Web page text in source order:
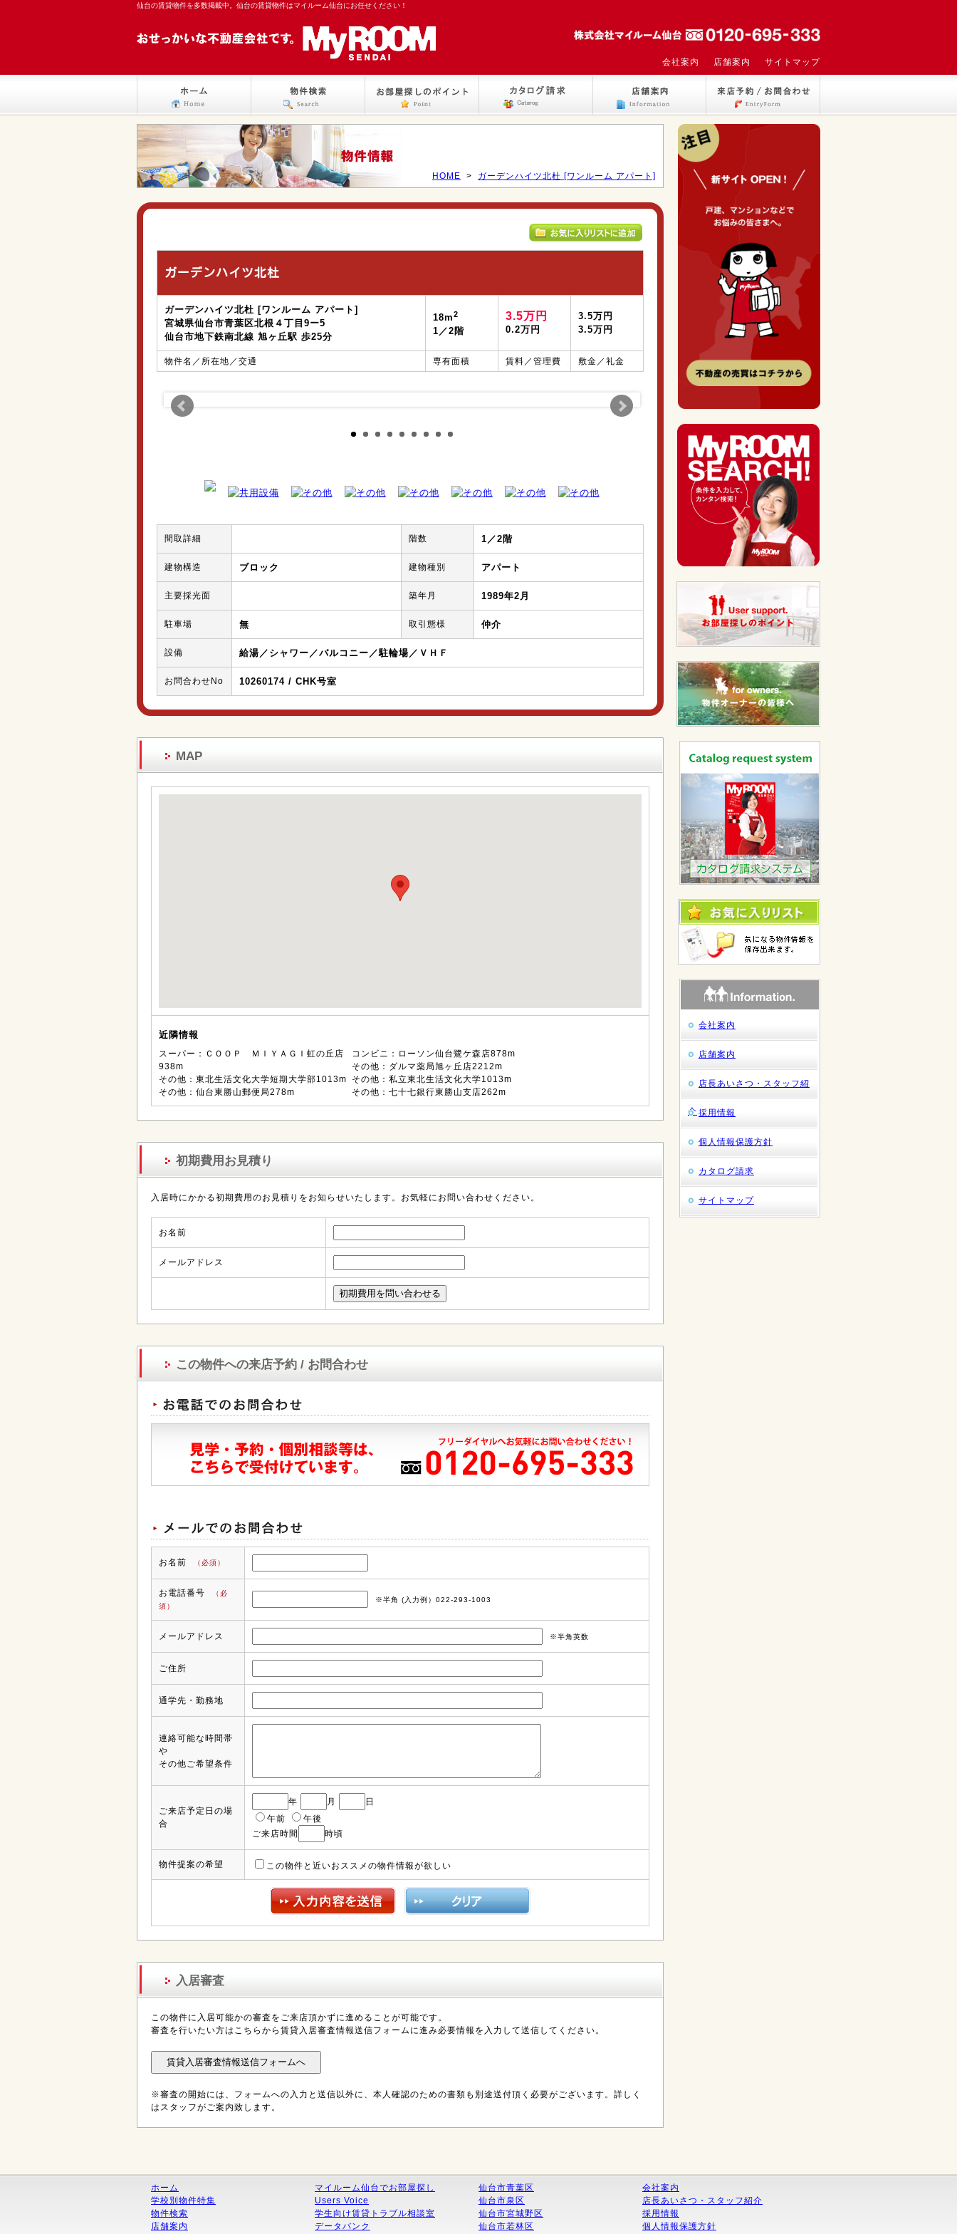
仙台の賃貸物件を多数掲載中。仙台の賃貸物件はマイルーム仙台にお任せください！
会社案内 店舗案内 サイトマップ
HOME > ガーデンハイツ北杜 [ワンルーム アパート]
ガーデンハイツ北杜
ガーデンハイツ北杜 [ワンルーム アパート]
宮城県仙台市青葉区北根４丁目9ー5
仙台市地下鉄南北線 旭ヶ丘駅 歩25分
18m2
1／2階
3.5万円
0.2万円
3.5万円
3.5万円
物件名／所在地／交通 専有面積 賃料／管理費 敷金／礼金
間取詳細 階数 1／2階
建物構造 ブロック 建物種別 アパート
主要採光面 築年月 1989年2月
駐車場 無 取引態様 仲介
設備 給湯／シャワー／バルコニー／駐輪場／ＶＨＦ
お問合わせNo 10260174 / CHK号室
MAP
近隣情報
スーパー：ＣＯＯＰ ＭＩＹＡＧＩ虹の丘店
938m
コンビニ：ローソン仙台鷺ケ森店878m
その他：ダルマ薬局旭ヶ丘店2212m
その他：東北生活文化大学短期大学部1013m
その他：私立東北生活文化大学1013m
その他：仙台東勝山郵便局278m
その他：七十七銀行東勝山支店262m
初期費用お見積り
入居時にかかる初期費用のお見積りをお知らせいたします。お気軽にお問い合わせください。
お名前
メールアドレス
この物件への来店予約 / お問合わせ
お名前 （必須）
お電話番号
（必
須）
※半角 (入力例）022-293-1003
メールアドレス ※半角英数
ご住所
通学先・勤務地
連絡可能な時間帯
や
その他ご希望条件
ご来店予定日の場
合
年 月
日
午前
午後
ご来店時間
時頃
物件提案の希望 この物件と近いおススメの物件情報が欲しい
入居審査
この物件に入居可能かの審査をご来店頂かずに進めることが可能です。
審査を行いたい方はこちらから賃貸入居審査情報送信フォームに進み必要情報を入力して送信してください。
※審査の開始には、フォームへの入力と送信以外に、本人確認のための書類も別途送付頂く必要がございます。詳しく
はスタッフがご案内致します。
会社案内
店舗案内
店長あいさつ・スタッフ紹
介 採用情報
個人情報保護方針
カタログ請求
サイトマップ
ホーム
学校別物件特集
物件検索
店舗案内
マイルーム仙台でお部屋探し
Users Voice
学生向け賃貸トラブル相談室
データバンク
仙台市青葉区
仙台市泉区
仙台市宮城野区
仙台市若林区
会社案内
店長あいさつ・スタッフ紹介
採用情報
個人情報保護方針